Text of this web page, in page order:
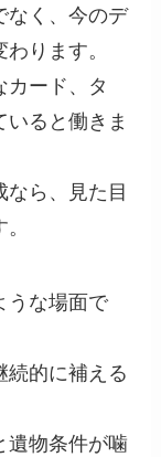
なく、今のデ
ります。
カード、タ
ると働きま
ら、見た目
うな場面で
続的に補える
遺物条件が噛